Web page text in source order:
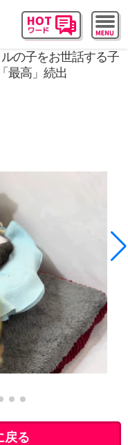
の子をお世話する子
最高」続出
戻る